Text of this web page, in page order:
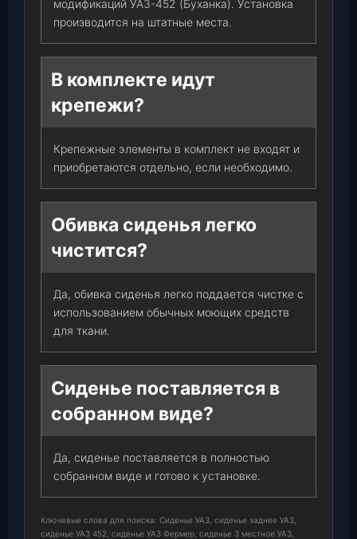
модификаций УАЗ-452 (Буханка). Установка
производится на штатные места.
В комплекте идут
крепежи?
Крепежные элементы в комплект не входят и
приобретаются отдельно, если необходимо.
Обивка сиденья легко
чистится?
Да, обивка сиденья легко поддается чистке с
использованием обычных моющих средств
для ткани.
Сиденье поставляется в
собранном виде?
Да, сиденье поставляется в полностью
собранном виде и готово к установке.
Ключевые слова для поиска: Сиденье УАЗ, сиденье заднее УАЗ,
сиденье УАЗ 452, сиденье УАЗ Фермер, сиденье 3 местное УАЗ,